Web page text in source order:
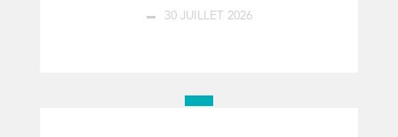
30 JUILLET 2026